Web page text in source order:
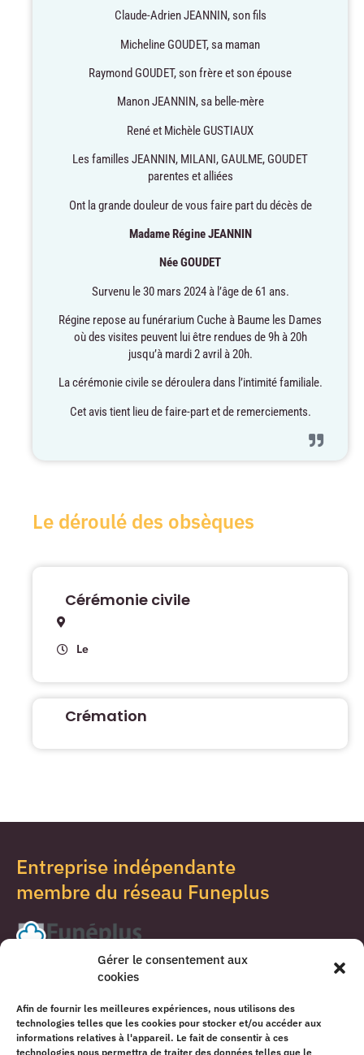
Gérer le consentement aux
cookies
Afin de fournir les meilleures expériences, nous utilisons des
technologies telles que les cookies pour stocker et/ou accéder aux
informations relatives à l'appareil. Le fait de consentir à ces
technologies nous permettra de traiter des données telles que le
Claude-Adrien JEANNIN, son fils
Micheline GOUDET, sa maman
Raymond GOUDET, son frère et son épouse
Manon JEANNIN, sa belle-mère
René et Michèle GUSTIAUX
Les familles JEANNIN, MILANI, GAULME, GOUDET
parentes et alliées
Ont la grande douleur de vous faire part du décès de
Madame Régine JEANNIN
Née GOUDET
Survenu le 30 mars 2024 à l’âge de 61 ans.
Régine repose au funérarium Cuche à Baume les Dames
où des visites peuvent lui être rendues de 9h à 20h
jusqu’à mardi 2 avril à 20h.
La cérémonie civile se déroulera dans l’intimité familiale.
Cet avis tient lieu de faire-part et de remerciements.
Le déroulé des obsèques
Cérémonie civile
Le
Crémation
Entreprise indépendante
membre du réseau Funeplus